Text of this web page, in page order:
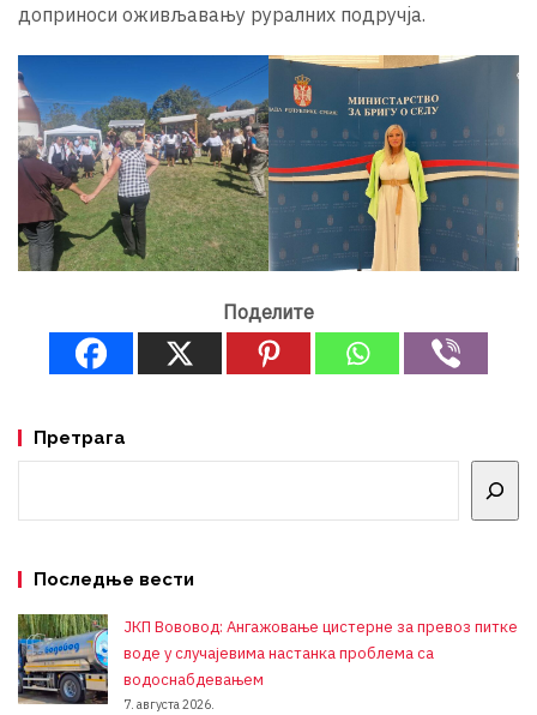
доприноси оживљавању руралних подручја.
Поделите
Претрага
Последње вести
ЈКП Вововод: Ангажовање цистерне за превоз питке
воде у случајевима настанка проблема са
водоснабдевањем
7. августа 2026.